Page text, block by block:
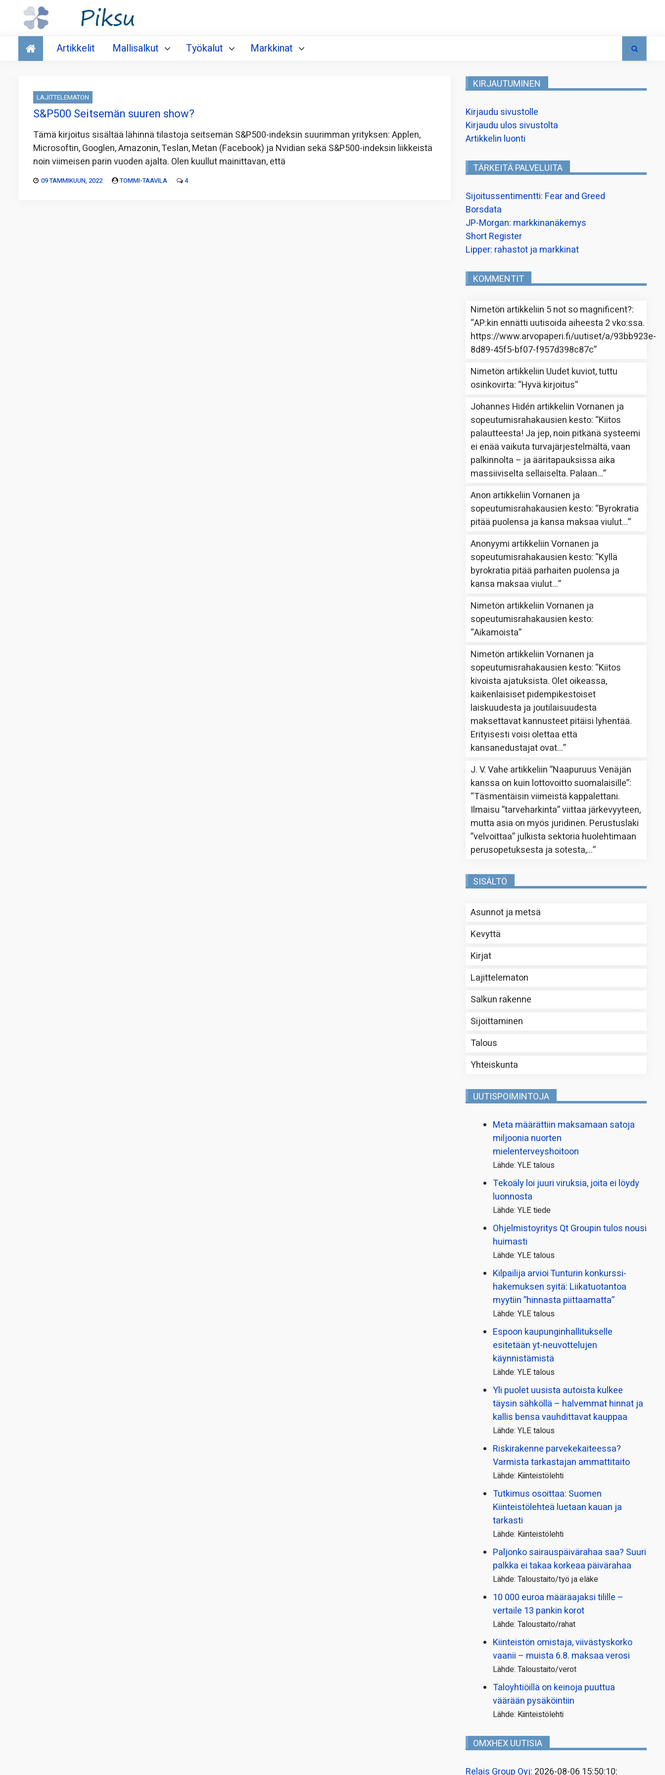
Talous
Artikkelit Mallisalkut Työkalut Markkinat
LAJITTELEMATON
S&P500 Seitsemän suuren show?
Tämä kirjoitus sisältää lähinnä tilastoja seitsemän S&P500-indeksin suurimman yrityksen: Applen,
Microsoftin, Googlen, Amazonin, Teslan, Metan (Facebook) ja Nvidian sekä S&P500-indeksin liikkeistä
noin viimeisen parin vuoden ajalta. Olen kuullut mainittavan, että
09 TAMMIKUUN, 2022 TOMMI-TAAVILA 4
KIRJAUTUMINEN
Kirjaudu sivustolle
Kirjaudu ulos sivustolta
Artikkelin luonti
TÄRKEITÄ PALVELUITA
Sijoitussentimentti: Fear and Greed
Borsdata
JP-Morgan: markkinanäkemys
Short Register
Lipper: rahastot ja markkinat
KOMMENTIT
Nimetön artikkeliin 5 not so magnificent?:
“AP:kin ennätti uutisoida aiheesta 2 vko:ssa.
https://www.arvopaperi.fi/uutiset/a/93bb923e-
8d89-45f5-bf07-f957d398c87c”
Nimetön artikkeliin Uudet kuviot, tuttu
osinkovirta: “Hyvä kirjoitus”
Johannes Hidén artikkeliinVornanen ja
sopeutumisrahakausien kesto: “Kiitos
palautteesta! Ja jep, noin pitkänä systeemi
ei enää vaikuta turvajärjestelmältä, vaan
palkinnolta – ja ääritapauksissa aika
massiiviselta sellaiselta. Palaan…”
Anon artikkeliinVornanen ja
sopeutumisrahakausien kesto: “Byrokratia
pitää puolensa ja kansa maksaa viulut…”
Anonyymi artikkeliinVornanen ja
sopeutumisrahakausien kesto: “Kyllä
byrokratia pitää parhaiten puolensa ja
kansa maksaa viulut…”
Nimetön artikkeliinVornanen ja
sopeutumisrahakausien kesto:
“Aikamoista”
Nimetön artikkeliinVornanen ja
sopeutumisrahakausien kesto: “Kiitos
kivoista ajatuksista. Olet oikeassa,
kaikenlaisiset pidempikestoiset
laiskuudesta ja joutilaisuudesta
maksettavat kannusteet pitäisi lyhentää.
Erityisesti voisi olettaa että
kansanedustajat ovat…”
J. V. Vahe artikkeliin”Naapuruus Venäjän
kanssa on kuin lottovoitto suomalaisille”:
“Täsmentäisin viimeistä kappalettani.
Ilmaisu ”tarveharkinta” viittaa järkevyyteen,
mutta asia on myös juridinen. Perustuslaki
”velvoittaa” julkista sektoria huolehtimaan
perusopetuksesta ja sotesta,…”
SISÄLTÖ
Asunnot ja metsä
Kevyttä
Kirjat
Lajittelematon
Salkun rakenne
Sijoittaminen
Talous
Yhteiskunta
UUTISPOIMINTOJA
Meta määrättiin maksamaan satoja
miljoonia nuorten
mielenterveyshoitoon
Lähde: YLE talous
Tekoäly loi juuri viruksia, joita ei löydy
luonnosta
Lähde: YLE tiede
Ohjelmistoyritys Qt Groupin tulos nousi
huimasti
Lähde: YLE talous
Kilpailija arvioi Tunturin konkurssi­
hakemuksen syitä: Liikatuotantoa
myytiin ”hinnasta piittaamatta”
Lähde: YLE talous
Espoon kaupungin­hallitukselle
esitetään yt-neuvottelujen
käynnistämistä
Lähde: YLE talous
Yli puolet uusista autoista kulkee
täysin sähköllä – halvemmat hinnat ja
kallis bensa vauhdittavat kauppaa
Lähde: YLE talous
Riskirakenne parvekekaiteessa?
Varmista tarkastajan ammattitaito
Lähde: Kiinteistölehti
Tutkimus osoittaa: Suomen
Kiinteistölehteä luetaan kauan ja
tarkasti
Lähde: Kiinteistölehti
Paljonko sairauspäivä­rahaa saa? Suuri
palkka ei takaa korkeaa päivärahaa
Lähde: Taloustaito/työ ja eläke
10 000 euroa määräajaksi tilille –
vertaile 13 pankin korot
Lähde: Taloustaito/rahat
Kiinteistön omistaja, viivästyskorko
vaanii – muista 6.8. maksaa verosi
Lähde: Taloustaito/verot
Taloyhtiöillä on keinoja puuttua
väärään pysäköintiin
Lähde: Kiinteistölehti
OMXHEX UUTISIA
Relais Group Oyj: 2026-08-06 15:50:10: